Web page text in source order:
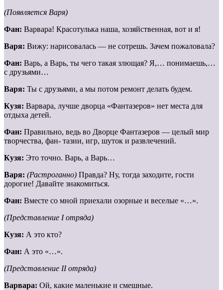
(Появляется Варя)
Фан: Варвара! Красотулька наша, хозяйственная, вот и я!
Варя: Вижу: нарисовалась — не сотрешь. Зачем пожаловала?
Фан: Варь, а Варь, ты чего такая злющая? Я,… понимаешь,…
с друзьями…
Варя: Ты с друзьями, а мы потом ремонт делать будем.
Кузя: Варвара, лучше дворца «Фантазеров» нет места для
отдыха детей.
Фан: Правильно, ведь во Дворце Фантазеров — целый мир
творчества, фан- тазии, игр, шуток и развлечений.
Кузя: Это точно. Варь, а Варь…
Варя: (Растроганно) Правда? Ну, тогда заходите, гости
дорогие! Давайте знакомиться.
Фан: Вместе со мной приехали озорные и веселые «…».
(Представление I отряда)
Кузя: А это кто?
Фан: А это «…».
(Представление II отряда)
Варвара: Ой, какие маленькие и смешные.